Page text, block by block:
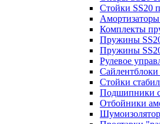
Стойки SS20
Амортизаторы
Комплекты
Пружины
Пружины
Рулевое
Стойки
Подшипники
Отбойники